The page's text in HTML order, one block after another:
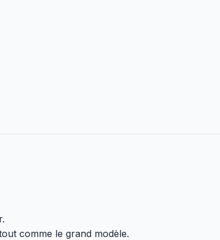
comme le grand modèle.